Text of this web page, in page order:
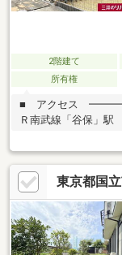
2階建て
所有権
■ アクセス
Ｒ南武線「谷保」
ーム多摩旧施工 〇
階） ○ 開放感の溢
ニーのため 陽当り
ン ○ 収納豊富なウ
の広々とした主寝
ム有
東京都国